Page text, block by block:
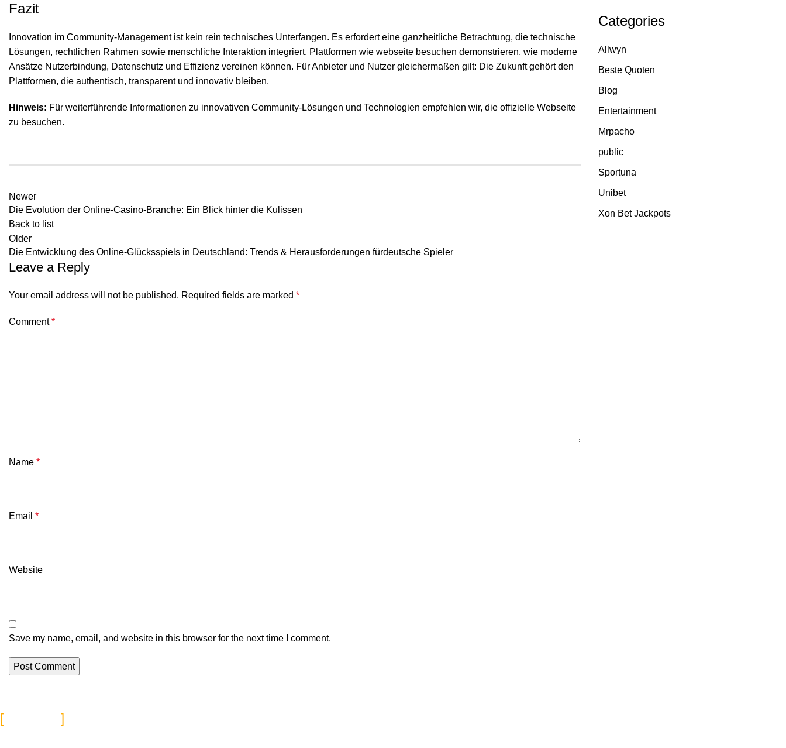
Fazit
Innovation im Community-Management ist kein rein technisches Unterfangen. Es erfordert eine ganzheitliche Betrachtung, die technische
Lösungen, rechtlichen Rahmen sowie menschliche Interaktion integriert. Plattformen wie webseite besuchen demonstrieren, wie moderne
Ansätze Nutzerbindung, Datenschutz und Effizienz vereinen können. Für Anbieter und Nutzer gleichermaßen gilt: Die Zukunft gehört den
Plattformen, die authentisch, transparent und innovativ bleiben.
Hinweis: Für weiterführende Informationen zu innovativen Community-Lösungen und Technologien empfehlen wir, die offizielle Webseite
zu besuchen.
Newer
Die Evolution der Online-Casino-Branche: Ein Blick hinter die Kulissen
Back to list
Older
Die Entwicklung des Online-Glücksspiels in Deutschland: Trends & Herausforderungen fürdeutsche Spieler
Leave a Reply
Your email address will not be published. Required fields are marked *
Comment*
Name *
Email *
Website
Save my name, email, and website in this browser for the next time I comment.
Categories
Allwyn
Beste Quoten
Blog
Entertainment
Mrpacho
public
Sportuna
Unibet
Xon Bet Jackpots